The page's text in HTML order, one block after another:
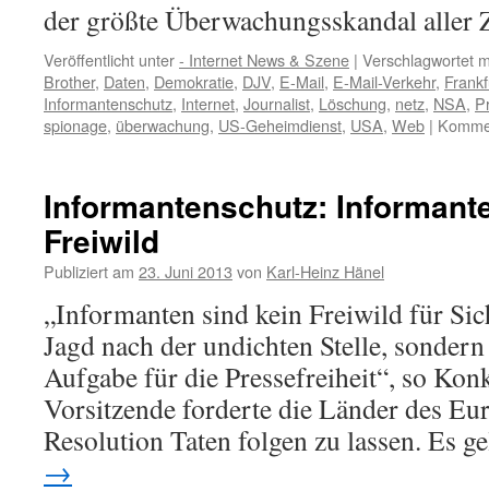
der größte Überwachungsskandal aller
Veröffentlicht unter- Internet News & Szene | Verschlagwortet
Brother, Daten, Demokratie, DJV, E-Mail, E-Mail-Verkehr,
Informantenschutz, Internet, Journalist, Löschung, netz, NSA,
spionage, überwachung, US-Geheimdienst, USA, Web |
Informantenschutz:
Freiwild
Publiziert am 23. Juni 2013 von Karl-Heinz Hänel
„Informanten sind kein Freiwild für
Jagd nach der undichten Stelle,
Aufgabe für die Pressefreiheit“, so
Vorsitzende forderte die Länder des
Resolution Taten folgen zu lassen. Es
→